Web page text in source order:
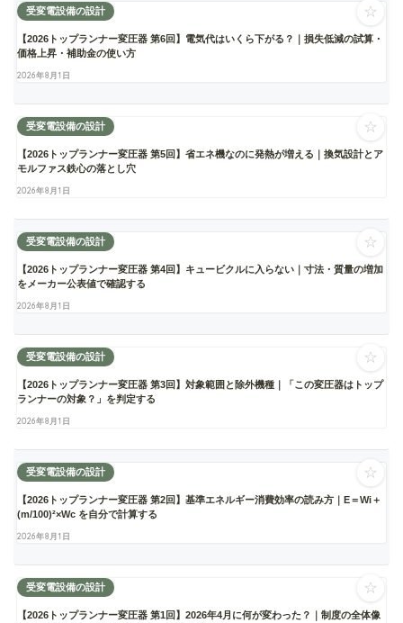
受変電設備の設計
【2026トップランナー変圧器 第6回】電気代はいくら下がる？｜損失低減の試算・
価格上昇・補助金の使い方
2026年8月1日
☆
受変電設備の設計
【2026トップランナー変圧器 第5回】省エネ機なのに発熱が増える｜換気設計とア
モルファス鉄心の落とし穴
2026年8月1日
☆
受変電設備の設計
【2026トップランナー変圧器 第4回】キュービクルに入らない｜寸法・質量の増加
をメーカー公表値で確認する
2026年8月1日
☆
受変電設備の設計
【2026トップランナー変圧器 第3回】対象範囲と除外機種｜「この変圧器はトップ
ランナーの対象？」を判定する
2026年8月1日
☆
受変電設備の設計
【2026トップランナー変圧器 第2回】基準エネルギー消費効率の読み方｜E＝Wi＋
(m/100)²×Wc を自分で計算する
2026年8月1日
☆
受変電設備の設計
【2026トップランナー変圧器 第1回】2026年4月に何が変わった？｜制度の全体像
☆